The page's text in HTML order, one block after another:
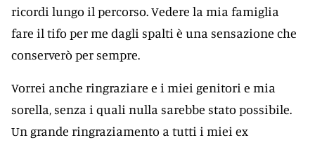
ricordi lungo il percorso. Vedere la mia famiglia
fare il tifo per me dagli spalti è una sensazione che
conserverò per sempre.
Vorrei anche ringraziare e i miei genitori e mia
sorella, senza i quali nulla sarebbe stato possibile.
Un grande ringraziamento a tutti i miei ex